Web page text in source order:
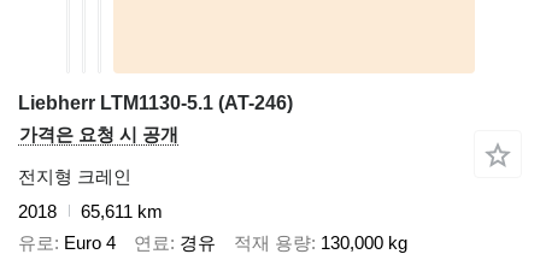
Liebherr LTM1130-5.1 (AT-246)
가격은 요청 시 공개
전지형 크레인
2018
65,611 km
유로
Euro 4 연료 경유 적재 용량 130,000 kg